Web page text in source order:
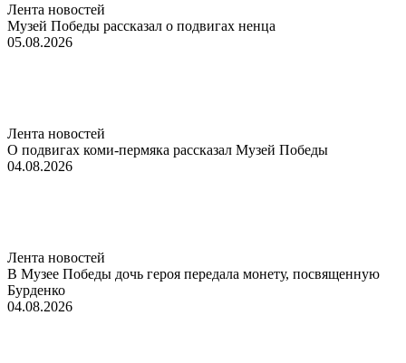
Лента новостей
Музей Победы рассказал о подвигах ненца
05.08.2026
Лента новостей
О подвигах коми-пермяка рассказал Музей Победы
04.08.2026
Лента новостей
В Музее Победы дочь героя передала монету, посвященную
Бурденко
04.08.2026